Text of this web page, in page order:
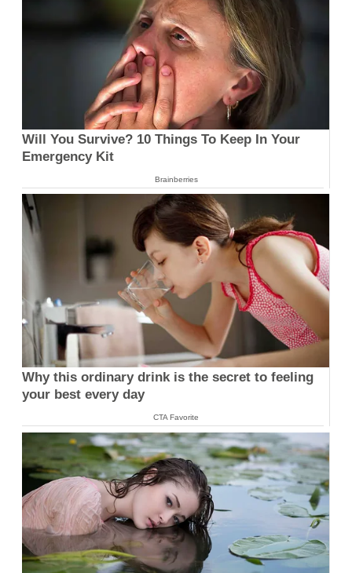
Will You Survive? 10 Things To Keep In Your
Emergency Kit
Brainberries
Why this ordinary drink is the secret to feeling
your best every day
CTA Favorite